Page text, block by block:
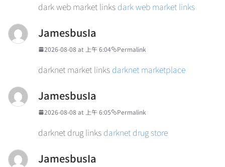
dark web market links dark web market links
JamesbusIa
2026-08-08 at 上午 6:04 Permalink
darknet market links darknet marketplace
JamesbusIa
2026-08-08 at 上午 6:05 Permalink
darknet drug links darknet drug store
JamesbusIa